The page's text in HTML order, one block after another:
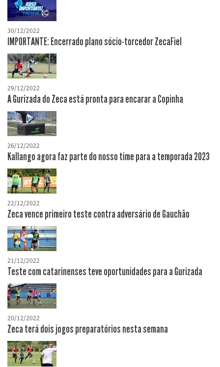
30/12/2022
IMPORTANTE: Encerrado plano sócio-torcedor ZecaFiel
29/12/2022
A Gurizada do Zeca está pronta para encarar a Copinha
26/12/2022
Kallango agora faz parte do nosso time para a temporada 2023
22/12/2022
Zeca vence primeiro teste contra adversário de Gauchão
21/12/2022
Teste com catarinenses teve oportunidades para a Gurizada
20/12/2022
Zeca terá dois jogos preparatórios nesta semana